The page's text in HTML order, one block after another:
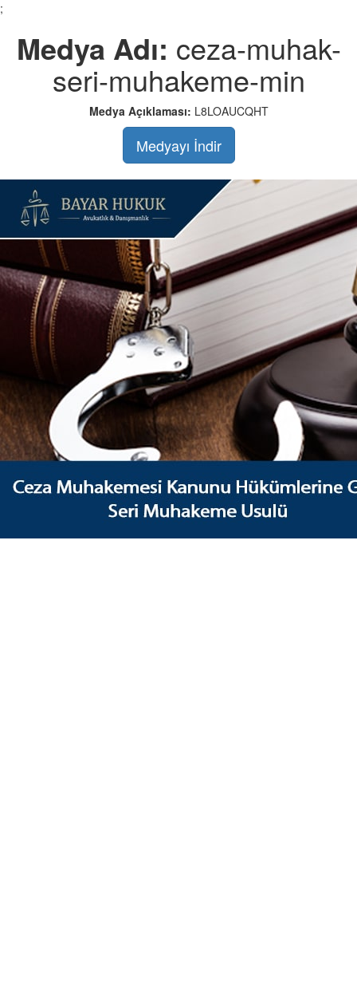
;
Medya Adı: ceza-muhak-
seri-muhakeme-min
Medya Açıklaması: L8LOAUCQHT
Medyayı İndir